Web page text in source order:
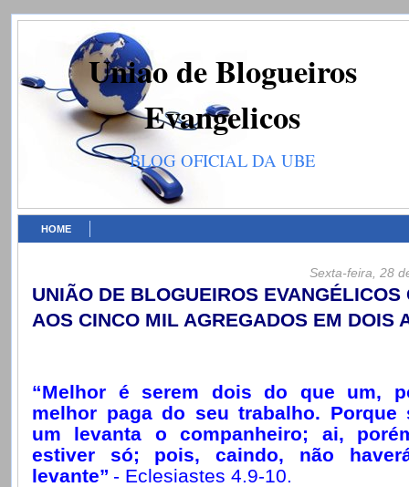
Uniao de Blogueiros
Evangelicos
BLOG OFICIAL DA UBE
HOME
Sexta-feira, 28
UNIÃO DE BLOGUEIROS EVANGÉLICOS
AOS CINCO MIL AGREGADOS EM DOIS
“Melhor é serem dois do que um,
melhor paga do seu trabalho. Porque
um levanta o companheiro; ai,
estiver só; pois, caindo, não
levante” - Eclesiastes 4.9-10.